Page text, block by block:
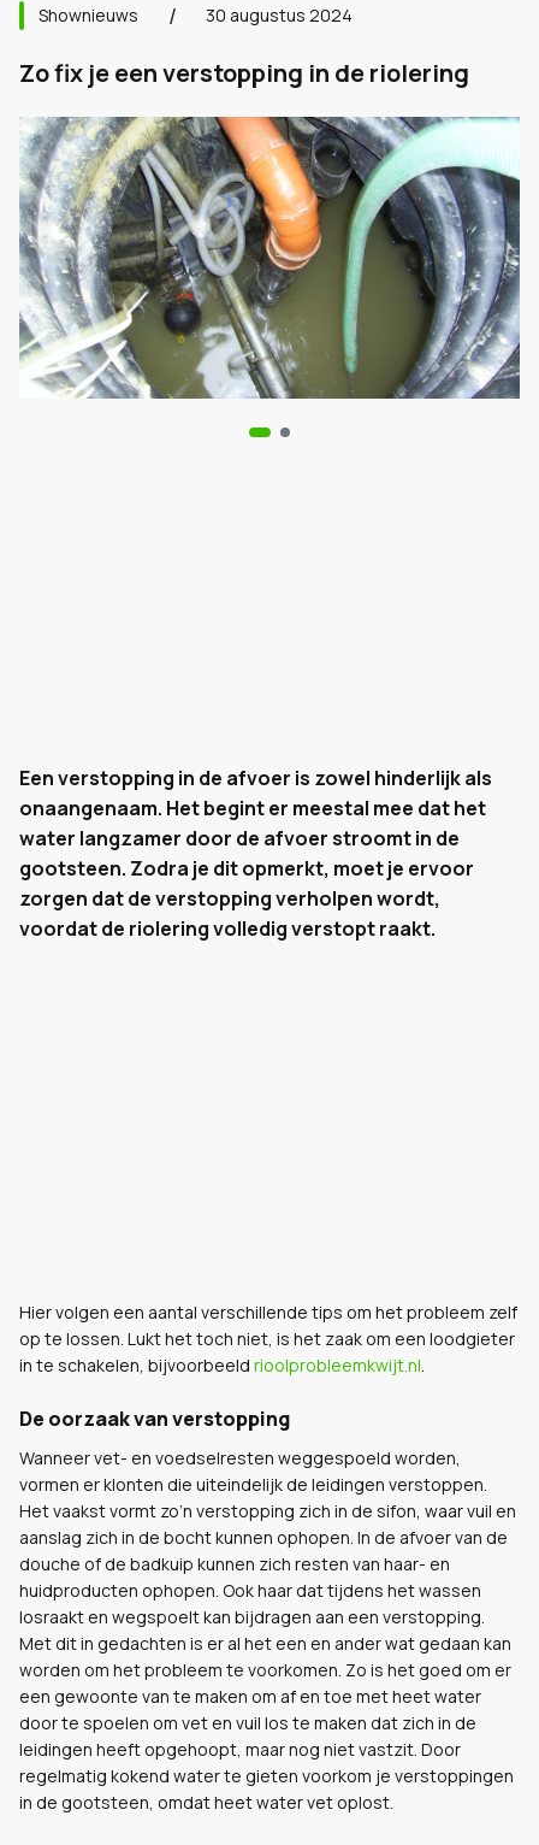
Shownieuws 30 augustus 2024
Zo fix je een verstopping in de riolering
Een verstopping in de afvoer is zowel hinderlijk als
onaangenaam. Het begint er meestal mee dat het
water langzamer door de afvoer stroomt in de
gootsteen. Zodra je dit opmerkt, moet je ervoor
zorgen dat de verstopping verholpen wordt,
voordat de riolering volledig verstopt raakt.
Hier volgen een aantal verschillende tips om het probleem zelf
op te lossen. Lukt het toch niet, is het zaak om een loodgieter
in te schakelen, bijvoorbeeld rioolprobleemkwijt.nl.
De oorzaak van verstopping
Wanneer vet- en voedselresten weggespoeld worden,
vormen er klonten die uiteindelijk de leidingen verstoppen.
Het vaakst vormt zo’n verstopping zich in de sifon, waar vuil en
aanslag zich in de bocht kunnen ophopen. In de afvoer van de
douche of de badkuip kunnen zich resten van haar- en
huidproducten ophopen. Ook haar dat tijdens het wassen
losraakt en wegspoelt kan bijdragen aan een verstopping.
Met dit in gedachten is er al het een en ander wat gedaan kan
worden om het probleem te voorkomen. Zo is het goed om er
een gewoonte van te maken om af en toe met heet water
door te spoelen om vet en vuil los te maken dat zich in de
leidingen heeft opgehoopt, maar nog niet vastzit. Door
regelmatig kokend water te gieten voorkom je verstoppingen
in de gootsteen, omdat heet water vet oplost.